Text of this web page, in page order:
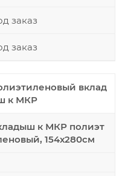
заказ
заказ
вклад
к МКР
к МКР полиэт
154х280см